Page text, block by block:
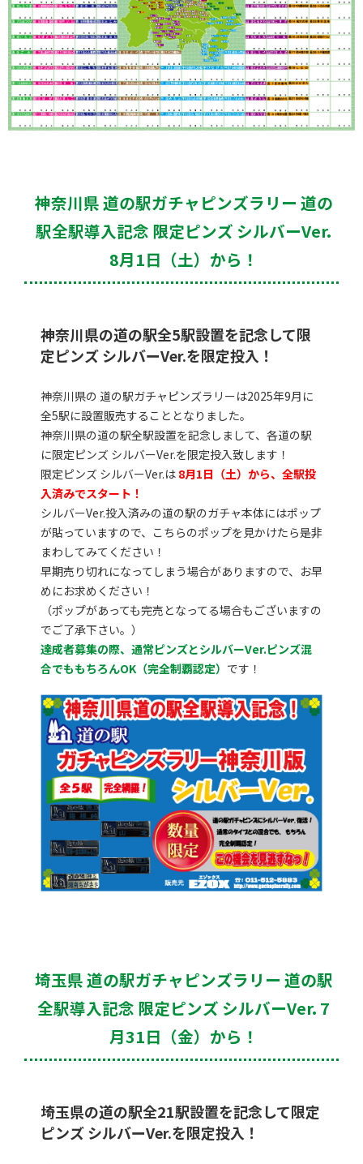
神奈川県 道の駅ガチャピンズラリー 道の
駅全駅導入記念 限定ピンズ シルバーVer.
8月1日（土）から！
神奈川県の道の駅全5駅設置を記念して限
定ピンズ シルバーVer.を限定投入！
神奈川県の 道の駅ガチャピンズラリーは2025年9月に
全5駅に設置販売することとなりました。
神奈川県の道の駅全駅設置を記念しまして、各道の駅
に限定ピンズ シルバーVer.を限定投入致します！
限定ピンズ シルバーVer.は 8月1日（土）から、全駅投
入済みでスタート！
シルバーVer.投入済みの道の駅のガチャ本体にはポップ
が貼っていますので、こちらのポップを見かけたら是非
まわしてみてください！
早期売り切れになってしまう場合がありますので、お早
めにお求めください！
（ポップがあっても完売となってる場合もございますの
でご了承下さい。）
達成者募集の際、通常ピンズとシルバーVer.ピンズ混
合でももちろんOK（完全制覇認定） です！
埼玉県 道の駅ガチャピンズラリー 道の駅
全駅導入記念 限定ピンズ シルバーVer. 7
月31日（金）から！
埼玉県の道の駅全21駅設置を記念して限定
ピンズ シルバーVer.を限定投入！